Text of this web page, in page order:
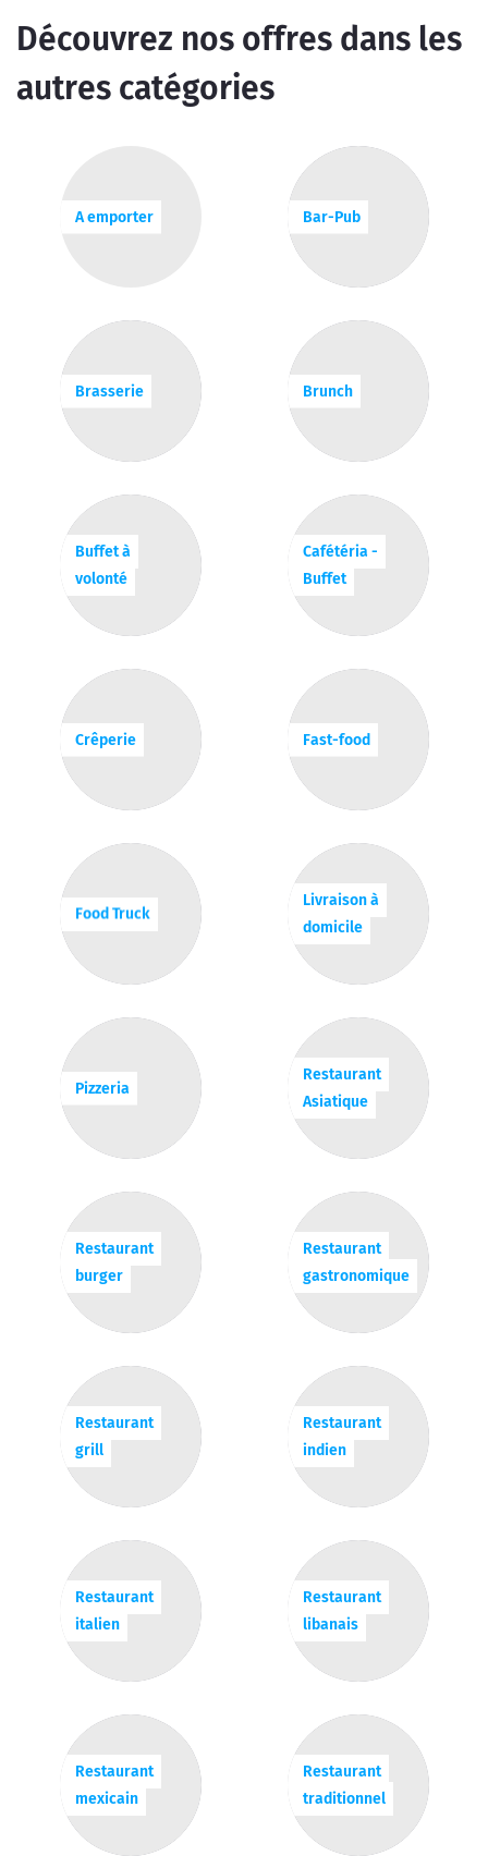
Découvrez nos offres dans les
autres catégories
A emporter Bar-Pub
Brasserie Brunch
Buffet à
volonté
Cafétéria -
Buffet
Crêperie Fast-food
Food Truck
Livraison à
domicile
Pizzeria
Restaurant
Asiatique
Restaurant
burger
Restaurant
gastronomique
Restaurant
grill
Restaurant
indien
Restaurant
italien
Restaurant
libanais
Restaurant
mexicain
Restaurant
traditionnel